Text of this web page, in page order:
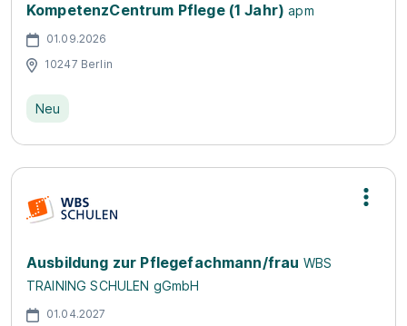
KompetenzCentrum Pflege (1 Jahr) apm
01.09.2026
10247 Berlin
Neu
Ausbildung zur Pflegefachmann/frau WBS
TRAINING SCHULEN gGmbH
01.04.2027